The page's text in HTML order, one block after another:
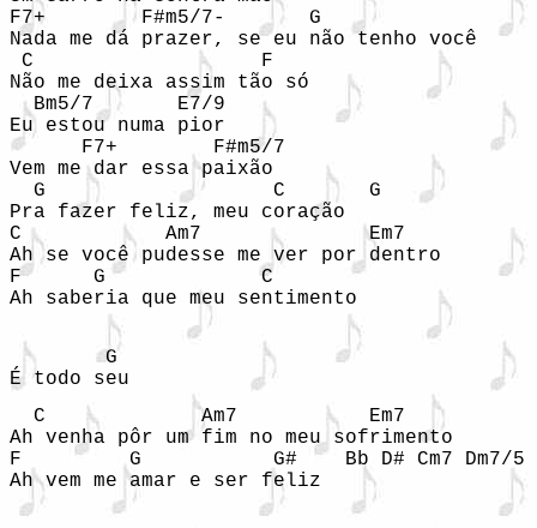
F7+        F#m5/7-       G
Nada me dá prazer, se eu não tenho você
C                   F
Não me deixa assim tão só
  Bm5/7       E7/9
Eu estou numa pior
      F7+        F#m5/7
Vem me dar essa paixão
  G                   C       G
Pra fazer feliz, meu coração
C            Am7              Em7
Ah se você pudesse me ver por dentro
F      G             C
Ah saberia que meu sentimento
        G
É todo seu
  C             Am7           Em7
Ah venha pôr um fim no meu sofrimento
F         G           G#    Bb D# Cm7 Dm7/5
Ah vem me amar e ser feliz